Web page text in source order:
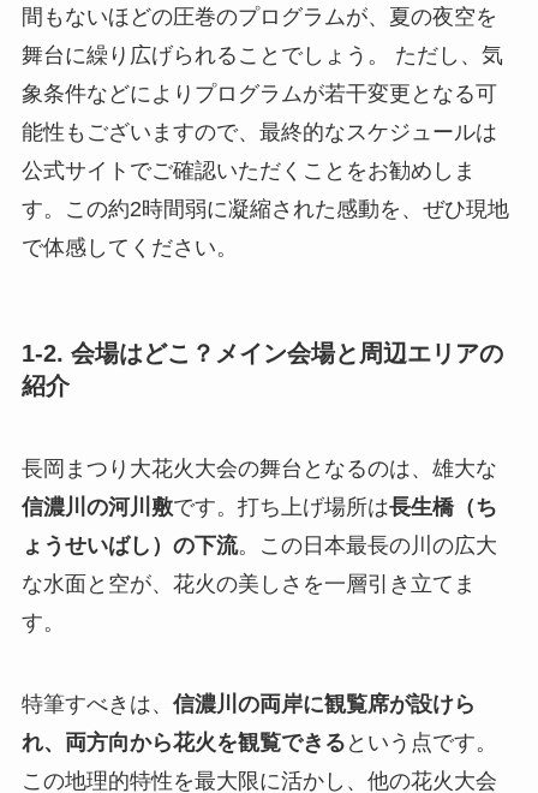
間もないほどの圧巻のプログラムが、夏の夜空を
舞台に繰り広げられることでしょう。 ただし、気
象条件などによりプログラムが若干変更となる可
能性もございますので、最終的なスケジュールは
公式サイトでご確認いただくことをお勧めしま
す。この約2時間弱に凝縮された感動を、ぜひ現地
で体感してください。
1-2. 会場はどこ？メイン会場と周辺エリアの
紹介
長岡まつり大花火大会の舞台となるのは、雄大な
信濃川の河川敷です。打ち上げ場所は長生橋（ち
ょうせいばし）の下流。この日本最長の川の広大
な水面と空が、花火の美しさを一層引き立てま
す。
特筆すべきは、 信濃川の両岸に観覧席が設けら
れ、両方向から花火を観覧できる という点です。
この地理的特性を最大限に活かし、他の花火大会